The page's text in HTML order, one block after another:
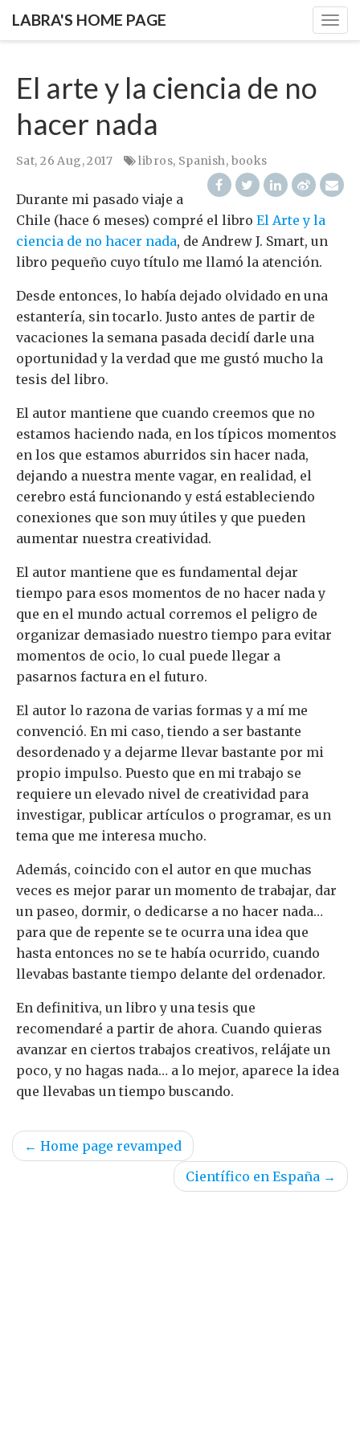
LABRA'S HOME PAGE
El arte y la ciencia de no
hacer nada
Sat, 26 Aug, 2017 libros, Spanish, books
Durante mi pasado viaje a
Chile (hace 6 meses) compré el libro El Arte y la
ciencia de no hacer nada, de Andrew J. Smart, un
libro pequeño cuyo título me llamó la atención.
Desde entonces, lo había dejado olvidado en una
estantería, sin tocarlo. Justo antes de partir de
vacaciones la semana pasada decidí darle una
oportunidad y la verdad que me gustó mucho la
tesis del libro.
El autor mantiene que cuando creemos que no
estamos haciendo nada, en los típicos momentos
en los que estamos aburridos sin hacer nada,
dejando a nuestra mente vagar, en realidad, el
cerebro está funcionando y está estableciendo
conexiones que son muy útiles y que pueden
aumentar nuestra creatividad.
El autor mantiene que es fundamental dejar
tiempo para esos momentos de no hacer nada y
que en el mundo actual corremos el peligro de
organizar demasiado nuestro tiempo para evitar
momentos de ocio, lo cual puede llegar a
pasarnos factura en el futuro.
El autor lo razona de varias formas y a mí me
convenció. En mi caso, tiendo a ser bastante
desordenado y a dejarme llevar bastante por mi
propio impulso. Puesto que en mi trabajo se
requiere un elevado nivel de creatividad para
investigar, publicar artículos o programar, es un
tema que me interesa mucho.
Además, coincido con el autor en que muchas
veces es mejor parar un momento de trabajar, dar
un paseo, dormir, o dedicarse a no hacer nada…
para que de repente se te ocurra una idea que
hasta entonces no se te había ocurrido, cuando
llevabas bastante tiempo delante del ordenador.
En definitiva, un libro y una tesis que
recomendaré a partir de ahora. Cuando quieras
avanzar en ciertos trabajos creativos, relájate un
poco, y no hagas nada… a lo mejor, aparece la idea
que llevabas un tiempo buscando.
← Home page revamped
Científico en España →